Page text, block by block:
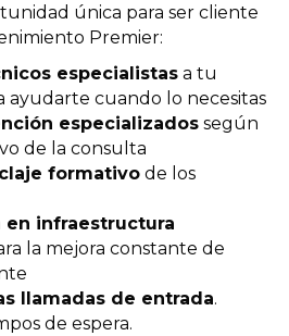
única para ser cliente
Premier:
especialistas a tu
ayudarte cuando lo necesitas
especializados según
de la consulta
formativo de los
en infraestructura
la mejora constante de
llamadas de entrada.
de espera.